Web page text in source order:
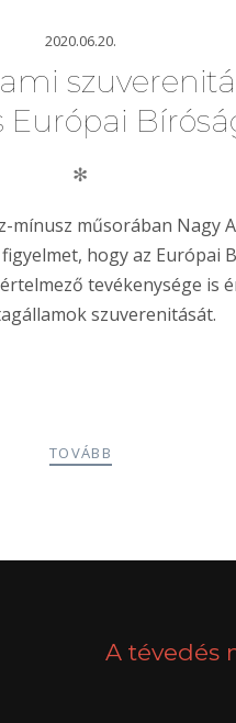
2020.06.20.
Európai
✻
mínusz műsorában Nagy
hogy az Európai
tevékenysége is
szuverenitását.
TOVÁBB
A tévedés